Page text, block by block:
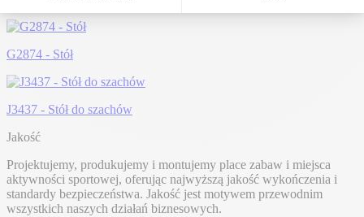
G2874 - Stół
J3437 - Stół do szachów
Jakość
Projektujemy, produkujemy i montujemy place zabaw i miejsca
aktywności sportowej, oferując najwyższą jakość wykończenia i
standardy bezpieczeństwa. Jakość jest motywem przewodnim
wszystkich naszych działań biznesowych.